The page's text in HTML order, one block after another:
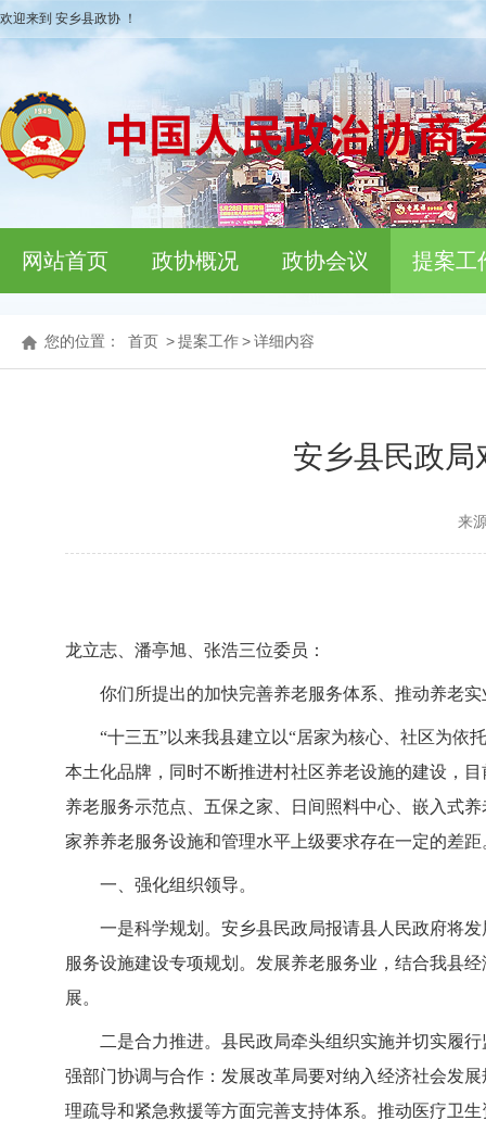
欢迎来到 安乡县政协 ！
网站首页 政协概况 政协会议 提案工
您的位置： 首页 >提案工作>详细内容
安乡县民政
来
龙立志、潘亭旭、张浩三位委员：
你们所提出的加快完善养老服务体系、推动养老
“十三五”以来我县建立以“居家为核心、社区为依
本土化品牌，同时不断推进村社区养老设施的建设，
养老服务示范点、五保之家、日间照料中心、嵌入式
家养养老服务设施和管理水平上级要求存在一定的差
一、强化组织领导。
一是科学规划。安乡县民政局报请县人民政府将
服务设施建设专项规划。发展养老服务业，结合我县
展。
二是合力推进。县民政局牵头组织实施并切实履
强部门协调与合作：发展改革局要对纳入经济社会发
理疏导和紧急救援等方面完善支持体系。推动医疗卫